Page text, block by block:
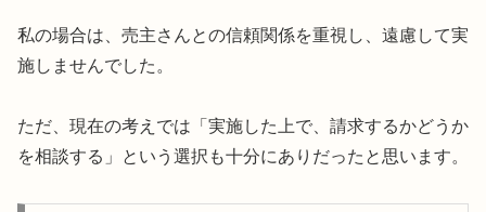
私の場合は、売主さんとの信頼関係を重視し、遠慮して実
施しませんでした。
ただ、現在の考えでは「実施した上で、請求するかどうか
を相談する」という選択も十分にありだったと思います。